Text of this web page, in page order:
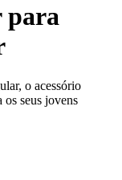
para
o acessório
seus jovens